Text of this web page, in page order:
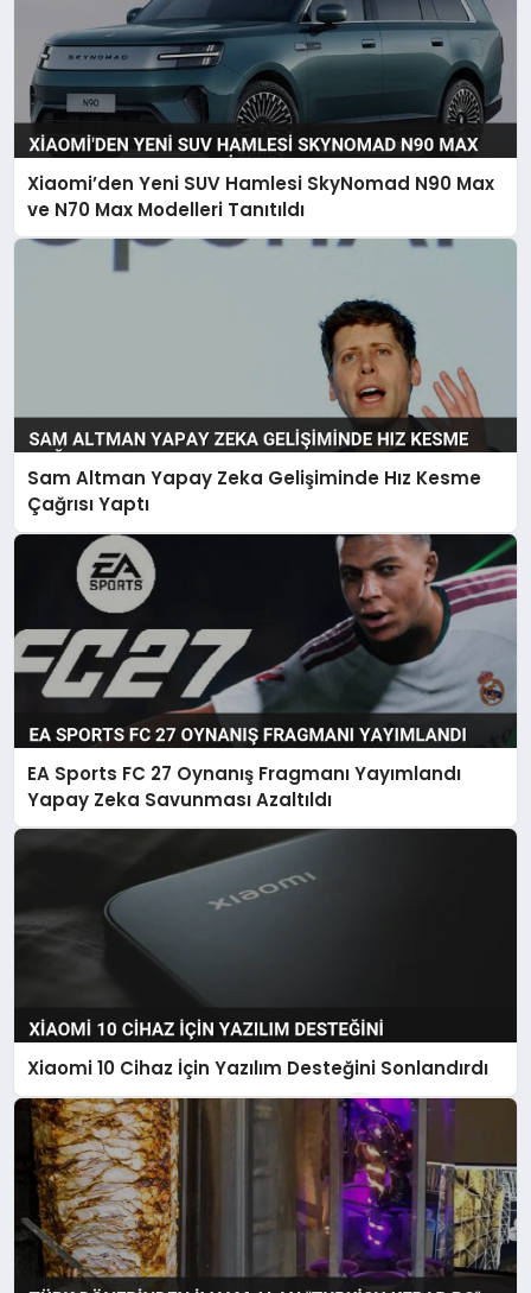
Xiaomi’den Yeni SUV Hamlesi SkyNomad N90 Max
ve N70 Max Modelleri Tanıtıldı
Sam Altman Yapay Zeka Gelişiminde Hız Kesme
Çağrısı Yaptı
EA Sports FC 27 Oynanış Fragmanı Yayımlandı
Yapay Zeka Savunması Azaltıldı
Xiaomi 10 Cihaz İçin Yazılım Desteğini Sonlandırdı